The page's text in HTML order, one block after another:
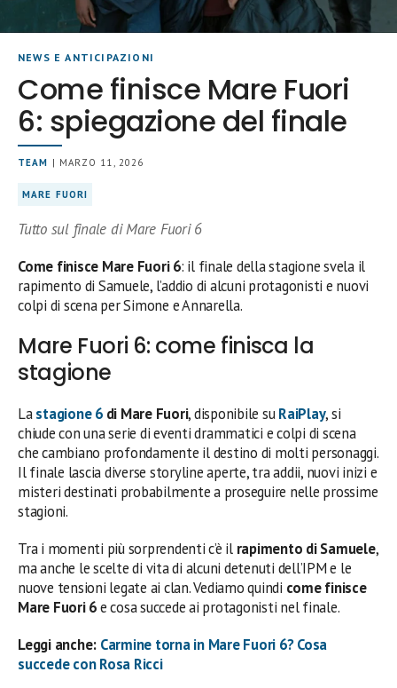
NEWS E ANTICIPAZIONI
Come finisce Mare Fuori
6: spiegazione del finale
TEAM | MARZO 11, 2026
MARE FUORI
Tutto sul finale di Mare Fuori 6
Come finisce Mare Fuori 6: il finale della stagione svela il
rapimento di Samuele, l’addio di alcuni protagonisti e nuovi
colpi di scena per Simone e Annarella.
Mare Fuori 6: come finisca la
stagione
Lastagione 6di Mare Fuori, disponibile suRaiPlay, si
chiude con una serie di eventi drammatici e colpi di scena
che cambiano profondamente il destino di molti personaggi.
Il finale lascia diverse storyline aperte, tra addii, nuovi inizi e
misteri destinati probabilmente a proseguire nelle prossime
stagioni.
Tra i momenti più sorprendenti c’è il rapimento di Samuele,
ma anche le scelte di vita di alcuni detenuti dell’IPM e le
nuove tensioni legate ai clan. Vediamo quindi come finisce
Mare Fuori 6e cosa succede ai protagonisti nel finale.
Leggi anche: Carmine torna in Mare Fuori 6? Cosa
succede con Rosa Ricci